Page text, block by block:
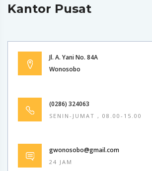
Kantor Pusat
Jl. A. Yani No. 84A
Wonosobo
(0286) 324063
SENIN-JUMAT , 08.00-15.00
gwonosobo@gmail.com
24 JAM